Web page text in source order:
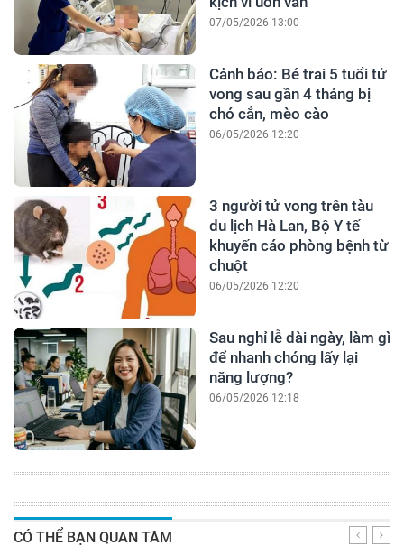
07/05/2026 13:00
Cảnh báo: Bé trai 5 tuổi tử
vong sau gần 4 tháng bị
chó cắn, mèo cào
06/05/2026 12:20
3 người tử vong trên tàu
du lịch Hà Lan, Bộ Y tế
khuyến cáo phòng bệnh từ
chuột
06/05/2026 12:20
Sau nghỉ lễ dài ngày, làm gì
để nhanh chóng lấy lại
năng lượng?
06/05/2026 12:18
CÓ THỂ BẠN QUAN TÂM